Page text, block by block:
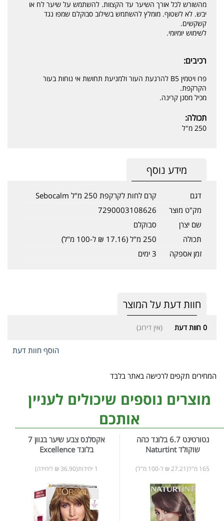
מהשורש לכל אורך השיער עד הקצוות. להשתמש על שיער לח או
יבש. לא לשטוף. מומלץ להשתמש בשילוב סבוקלם שמפו נגד
קשקשים.
לשימוש יומיומי.
רכיבים:
פרו ויטמין B5 להרגעת העור ולמניעת תחושת אי נוחות בעור
הקרקפת.
מכיל מסנן קרינה.
תכולה:
250 מ"ל
מידע נוסף
דגם
קרם לחות לקרקפת 250 מ"ל Sebocalm
מק"ט מוצר
7290003108626
שם יצרן
סבוקלם
תכולה
250 מ"ל (17.16 ₪ ל-100 מ"ל)
זמן אספקה
3 ימים
חוות דעת על המוצר
0 חוות דעת (אין דירוג)
הוסף חוות דעת
המחירים תקפים לרכישה באתר בלבד
מוצרים נוספים שיכולים לעניין
אותכם
נטורטינט 6.7 בלונד כהה
שוקולד Naturtint
165 מ"ל(27.21 ₪ ל-100 מ"ל)
אקסלנס צבע שיער בגוון 7
בלונד Excellence
1 יחידות(36.90 ₪ ליחידה)